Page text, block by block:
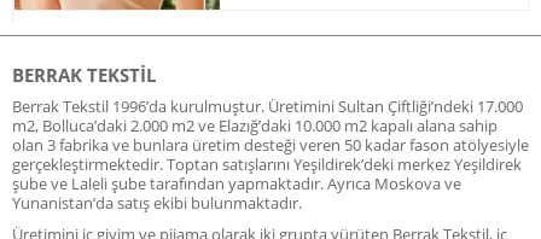
BERRAK TEKSTIL
Berrak Tekstil 1996’da kurulmuştur. Üretimini Sultan Çiftliği’ndeki 17.000
m2, Bolluca’daki 2.000 m2 ve Elazığ’daki 10.000 m2 kapalı alana sahip
olan 3 fabrika ve bunlara üretim desteği veren 50 kadar fason atölyesiyle
gerçekleştirmektedir. Toptan satışlarını Yeşildirek’deki merkez Yeşildirek
şube ve Laleli şube tarafından yapmaktadır. Ayrıca Moskova ve
Yunanistan’da satış ekibi bulunmaktadır.
Üretimini iç giyim ve pijama olarak iki grupta yürüten Berrak Tekstil, iç